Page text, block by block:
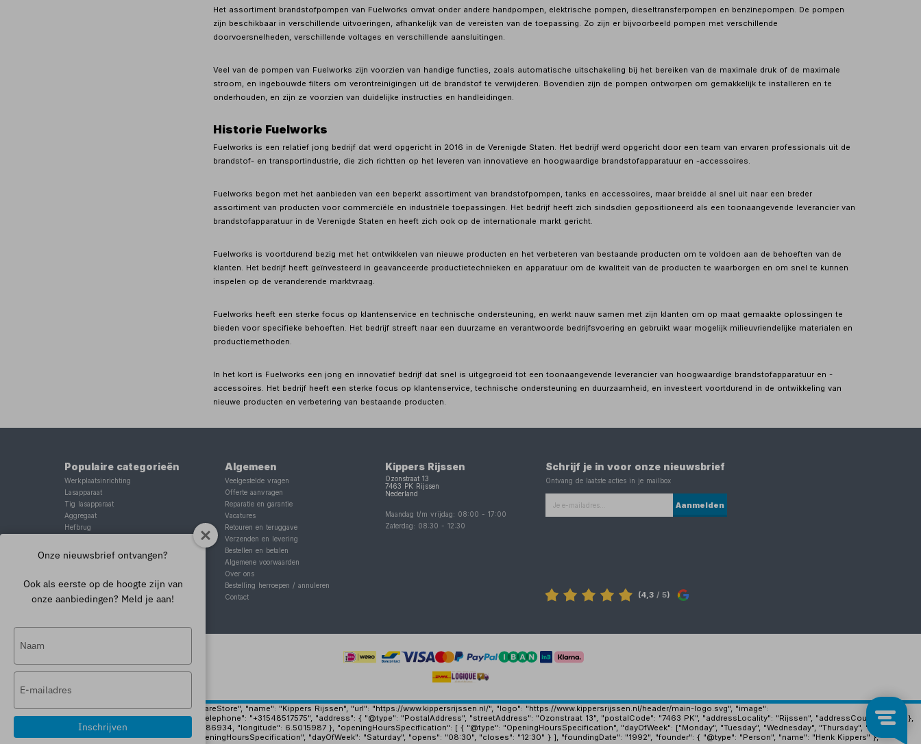
Het assortiment brandstofpompen van Fuelworks omvat onder andere handpompen, elektrische pompen, dieseltransferpompen en benzinepompen. De pompen
zijn beschikbaar in verschillende uitvoeringen, afhankelijk van de vereisten van de toepassing. Zo zijn er bijvoorbeeld pompen met verschillende
doorvoersnelheden, verschillende voltages en verschillende aansluitingen.
Veel van de pompen van Fuelworks zijn voorzien van handige functies, zoals automatische uitschakeling bij het bereiken van de maximale druk of de maximale
stroom, en ingebouwde filters om verontreinigingen uit de brandstof te verwijderen. Bovendien zijn de pompen ontworpen om gemakkelijk te installeren en te
onderhouden, en zijn ze voorzien van duidelijke instructies en handleidingen.
Historie Fuelworks
Fuelworks is een relatief jong bedrijf dat werd opgericht in 2016 in de Verenigde Staten. Het bedrijf werd opgericht door een team van ervaren professionals uit de
brandstof- en transportindustrie, die zich richtten op het leveren van innovatieve en hoogwaardige brandstofapparatuur en -accessoires.
Fuelworks begon met het aanbieden van een beperkt assortiment van brandstofpompen, tanks en accessoires, maar breidde al snel uit naar een breder
assortiment van producten voor commerciële en industriële toepassingen. Het bedrijf heeft zich sindsdien gepositioneerd als een toonaangevende leverancier van
brandstofapparatuur in de Verenigde Staten en heeft zich ook op de internationale markt gericht.
Fuelworks is voortdurend bezig met het ontwikkelen van nieuwe producten en het verbeteren van bestaande producten om te voldoen aan de behoeften van de
klanten. Het bedrijf heeft geïnvesteerd in geavanceerde productietechnieken en apparatuur om de kwaliteit van de producten te waarborgen en om snel te kunnen
inspelen op de veranderende marktvraag.
Fuelworks heeft een sterke focus op klantenservice en technische ondersteuning, en werkt nauw samen met zijn klanten om op maat gemaakte oplossingen te
bieden voor specifieke behoeften. Het bedrijf streeft naar een duurzame en verantwoorde bedrijfsvoering en gebruikt waar mogelijk milieuvriendelijke materialen en
productiemethoden.
In het kort is Fuelworks een jong en innovatief bedrijf dat snel is uitgegroeid tot een toonaangevende leverancier van hoogwaardige brandstofapparatuur en -
accessoires. Het bedrijf heeft een sterke focus op klantenservice, technische ondersteuning en duurzaamheid, en investeert voortdurend in de ontwikkeling van
nieuwe producten en verbetering van bestaande producten.
Populaire categorieën
Werkplaatsinrichting
Lasapparaat
Tig lasapparaat
Aggregaat
Hefbrug
Schaarlift
Algemeen
Veelgestelde vragen
Offerte aanvragen
Reparatie en garantie
Vacatures
Retouren en teruggave
Verzenden en levering
Bestellen en betalen
Algemene voorwaarden
Over ons
Bestelling herroepen / annuleren
Contact
Kippers Rijssen
Ozonstraat 13
7463 PK
Rijssen
Nederland
Maandag t/m vrijdag: 08:00 -17:00
Zaterdag: 08:30 -12:30
Schrijf je in voor onze nieuwsbrief
Ontvang de laatste acties in je mailbox
Aanmelden
(4,3 / 5)
{ "@context": "https://schema.org", "@type": "HardwareStore", "name": "Kippers Rijssen", "url": "https://www.kippersrijssen.nl/", "logo": "https://www.kippersrijssen.nl/header/main-logo.svg", "image":
"https://www.kippersrijssen.nl/img/pand-groot.jpg", "telephone": "+31548517575", "address": { "@type": "PostalAddress", "streetAddress": "Ozonstraat 13", "postalCode": "7463 PK", "addressLocality": "Rijssen", "addressCountry": "NL" },
"geo": { "@type": "GeoCoordinates", "latitude": 52.3186934, "longitude": 6.5015987 }, "openingHoursSpecification": [ { "@type": "OpeningHoursSpecification", "dayOfWeek": ["Monday", "Tuesday", "Wednesday", "Thursday", "Friday"],
"opens": "08:00", "closes": "17:00" }, { "@type": "OpeningHoursSpecification", "dayOfWeek": "Saturday", "opens": "08:30", "closes": "12:30" } ], "foundingDate": "1992", "founder": { "@type": "Person", "name": "Henk Kippers" },
Onze nieuwsbrief ontvangen?
Ook als eerste op de hoogte zijn van
onze aanbiedingen? Meld je aan!
naam
e-
mailadres
in
Inschrijven